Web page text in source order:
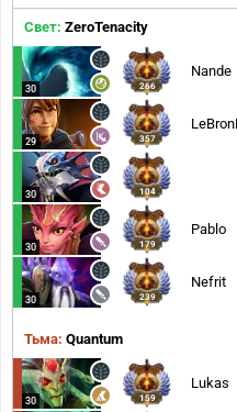
Свет: ZeroTenacity
30 266
Nande
29 357
30 104
30 179
Pablo
30 239
Nefrit
Тьма: Quantum
30 159
Lukas